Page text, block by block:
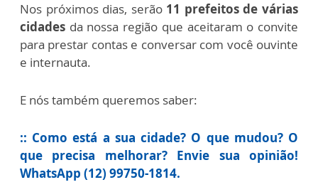
Nos próximos dias, serão 11 prefeitos de várias
cidades da nossa região que aceitaram o convite
para prestar contas e conversar com você ouvinte
e internauta.
E nós também queremos saber:
:: Como está a sua cidade? O que mudou? O
que precisa melhorar? Envie sua opinião!
WhatsApp (12) 99750-1814.